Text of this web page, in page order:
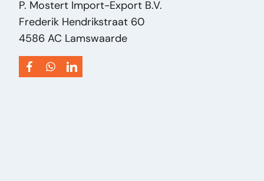
Puissance du moteur ch:
Type de véhicule:Onderdeel
P. Mostert Import-Export B.V.
Frederik Hendrikstraat 60
4586 AC Lamswaarde